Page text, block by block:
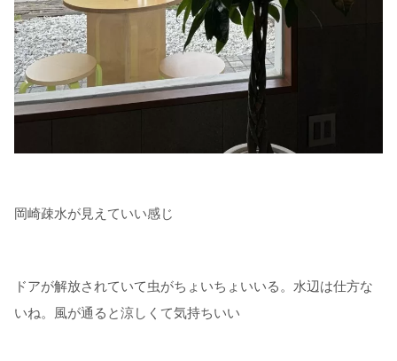
岡崎疎水が見えていい感じ
ドアが解放されていて虫がちょいちょいいる。水辺は仕方な
いね。風が通ると涼しくて気持ちいい